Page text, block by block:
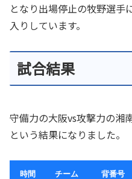
となり出場停止の牧野選手
入りしています。
試合結果
守備力の大阪vs攻撃力の湘
という結果になりました。
時間 チーム 背番号